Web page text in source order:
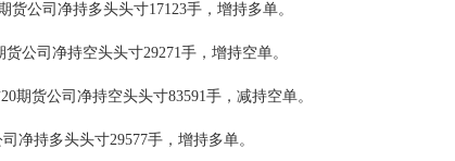
货公司净持多头头寸17123手，增持多单。
货公司净持空头头寸29271手，增持空单。
20期货公司净持空头头寸83591手，减持空单。
净持多头头寸29577手，增持多单。